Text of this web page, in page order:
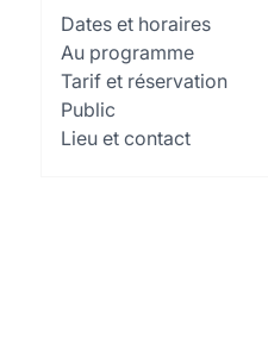
Dates et horaires
Au programme
Tarif et réservation
Public
Lieu et contact